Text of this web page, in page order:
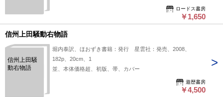
ロードス書房
￥1,650
信州上田騒動右物語
信州上田騒
動右物語
堀内泰訳、ほおずき書籍：発行 星雲社：発売、2008、
182p、20cm、1
並、本体価格超、初版、帯、カバー
遊歴書房
￥4,500